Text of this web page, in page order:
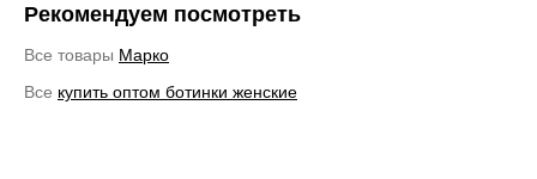
Рекомендуем посмотреть
Все товары Марко
Все купить оптом ботинки женские